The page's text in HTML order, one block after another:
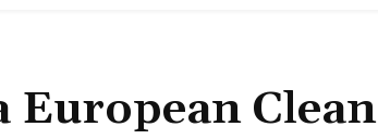
European Clean